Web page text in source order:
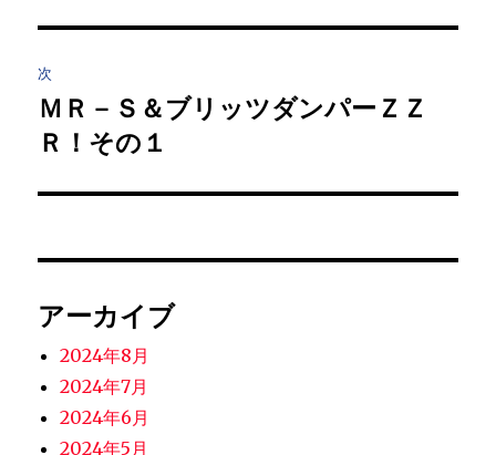
ビ
ゲ
ー
ン
投
稿:
次
次
の
稿:
ＭＲ－Ｓ＆ブリッツダンパーＺＺ
Ｒ！その１
アーカイブ
2024年8月
2024年7月
2024年6月
2024年5月